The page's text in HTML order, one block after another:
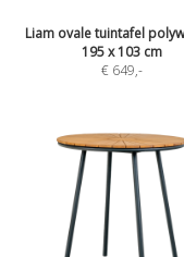
Liam ovale tuintafel
195 x 103 cm
€ 649,-